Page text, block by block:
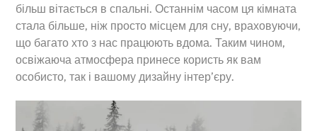
більш вітається в спальні. Останнім часом ця кімната
стала більше, ніж просто місцем для сну, враховуючи,
що багато хто з нас працюють вдома. Таким чином,
освіжаюча атмосфера принесе користь як вам
особисто, так і вашому дизайну інтер’єру.